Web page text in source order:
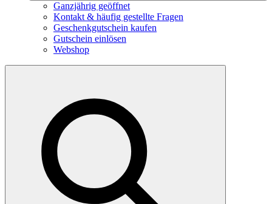
Ganzjährig geöffnet
Kontakt & häufig gestellte Fragen
Geschenkgutschein kaufen
Gutschein einlösen
Webshop